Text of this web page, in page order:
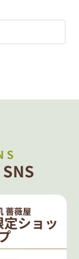
薔薇屋
ショッ